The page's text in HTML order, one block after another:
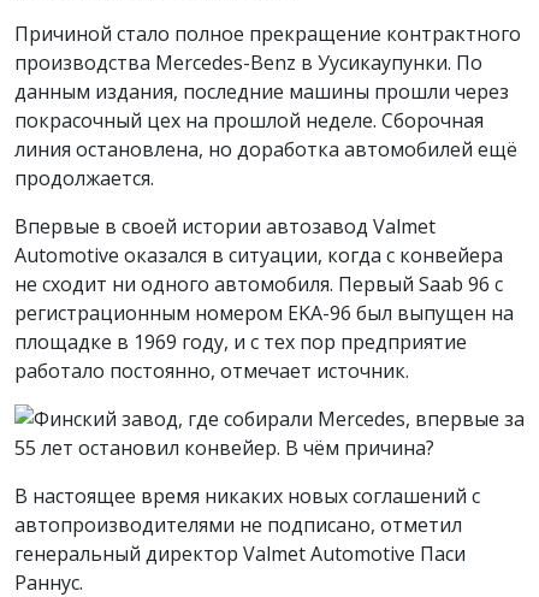
Причиной стало полное прекращение контрактного
производства Mercedes-Benz в Уусикаупунки. По
данным издания, последние машины прошли через
покрасочный цех на прошлой неделе. Сборочная
линия остановлена, но доработка автомобилей ещё
продолжается.
Впервые в своей истории автозавод Valmet
Automotive оказался в ситуации, когда с конвейера
не сходит ни одного автомобиля. Первый Saab 96 с
регистрационным номером EKA-96 был выпущен на
площадке в 1969 году, и с тех пор предприятие
работало постоянно, отмечает источник.
В настоящее время никаких новых соглашений с
автопроизводителями не подписано, отметил
генеральный директор Valmet Automotive Паси
Раннус.